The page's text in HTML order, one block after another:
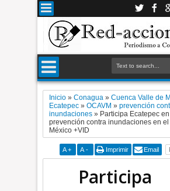
Inicio »Conagua »Cuenca Valle de
Ecatepec »OCAVM »prevención
inundaciones » Participa Ecatepec
prevención contra inundaciones en el
México +VID
A + A - Imprimir Email
Participa